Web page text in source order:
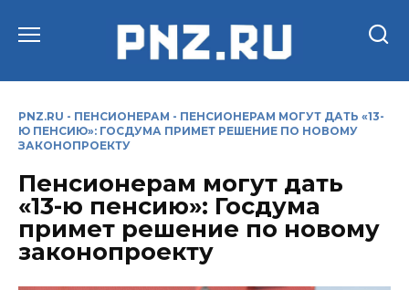
PNZ.RU - ПЕНСИОНЕРАМ - ПЕНСИОНЕРАМ МОГУТ ДАТЬ «13-
Ю ПЕНСИЮ»: ГОСДУМА ПРИМЕТ РЕШЕНИЕ ПО НОВОМУ
ЗАКОНОПРОЕКТУ
Пенсионерам могут дать
«13-ю пенсию»: Госдума
примет решение по новому
законопроекту